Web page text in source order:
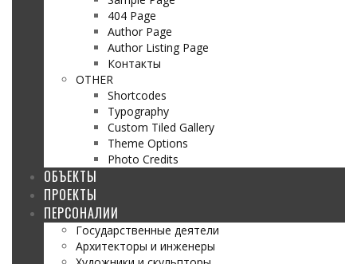
404 Page
Author Page
Author Listing Page
Контакты
OTHER
Shortcodes
Typography
Custom Tiled Gallery
Theme Options
Photo Credits
ОБЪЕКТЫ
ПРОЕКТЫ
ПЕРСОНАЛИИ
Государственные деятели
Архитекторы и инженеры